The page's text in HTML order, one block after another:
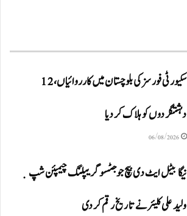
سکیورٹی فورسز کی بلوچستان میں کارروائیاں، 12
دہشتگردوں کو ہلاک کردیا
06/08/2026
نیگا بیٹل ایٹ دی بیچ جوجٹسو گریپلنگ چیمپئن شپ ٜ
ولید علی کلیئر نے تاریخ رقم کر دی